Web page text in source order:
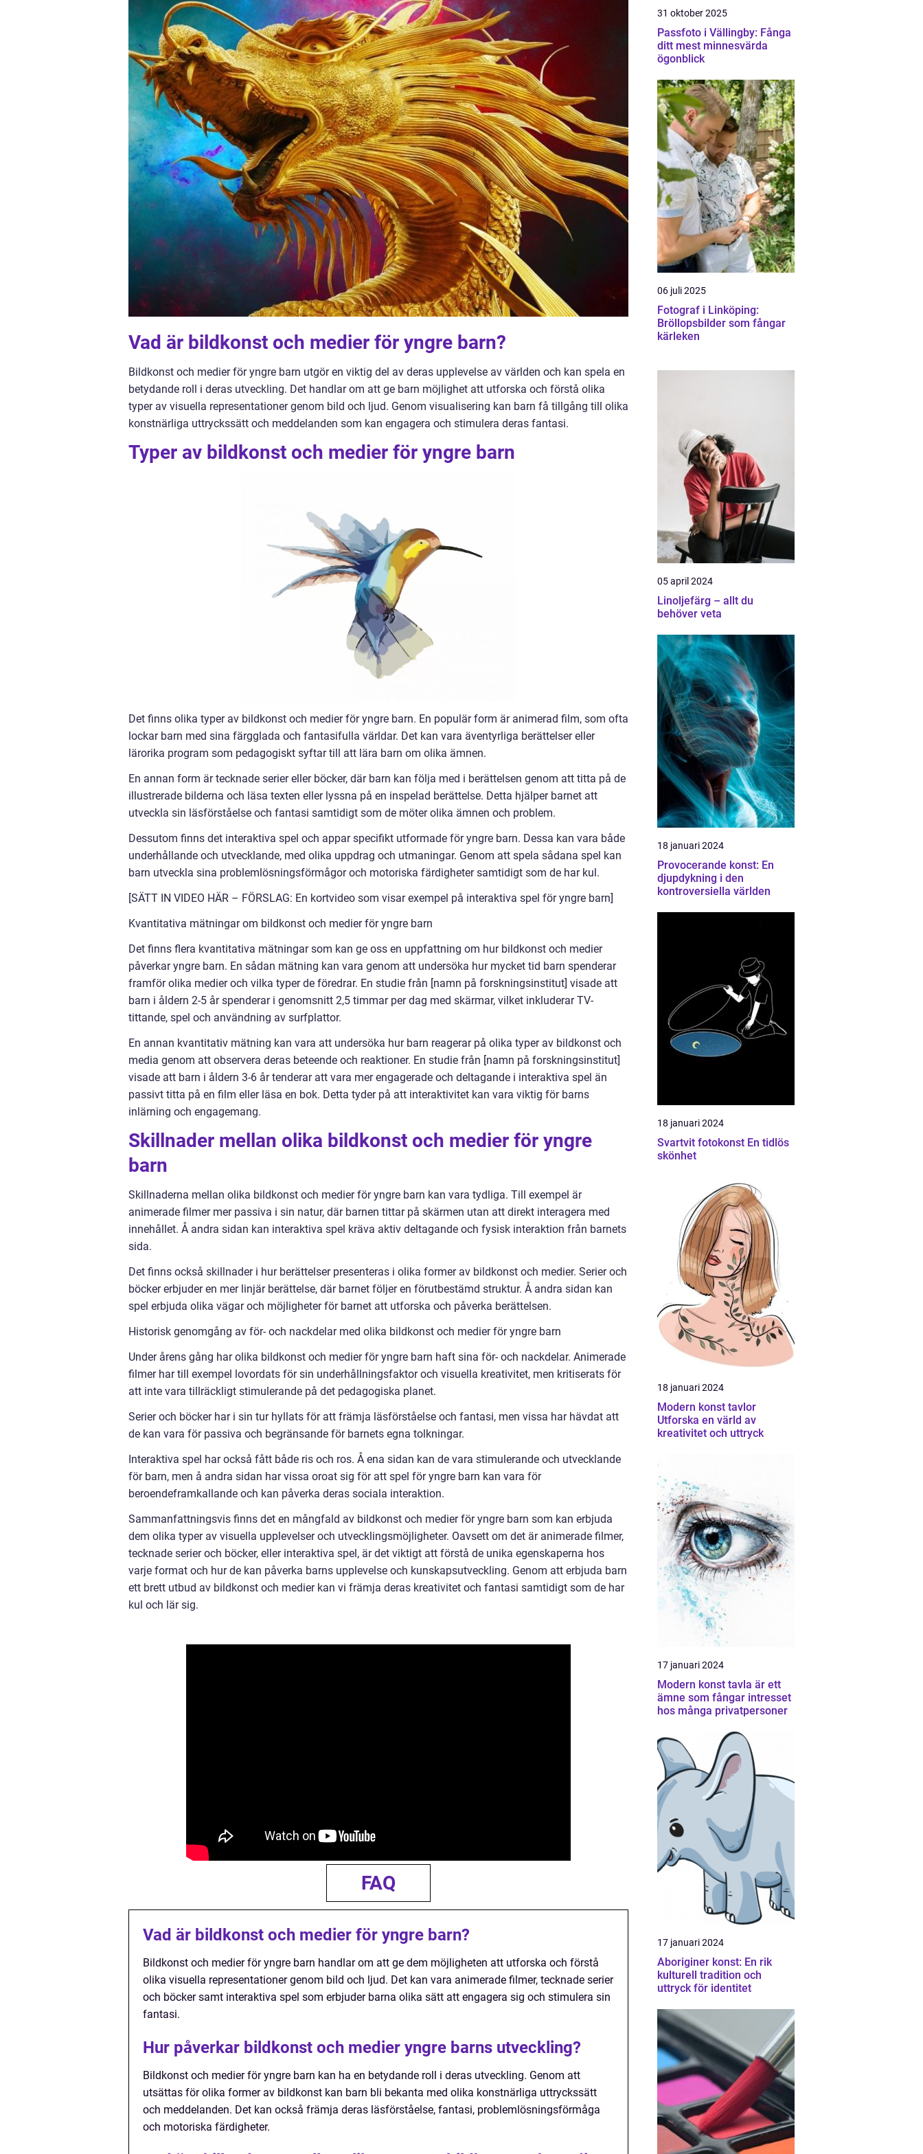
Vad är bildkonst och medier för yngre barn?
Bildkonst och medier för yngre barn utgör en viktig del av deras upplevelse av världen och kan spela en
betydande roll i deras utveckling. Det handlar om att ge barn möjlighet att utforska och förstå olika
typer av visuella representationer genom bild och ljud. Genom visualisering kan barn få tillgång till olika
konstnärliga uttryckssätt och meddelanden som kan engagera och stimulera deras fantasi.
Typer av bildkonst och medier för yngre barn
Det finns olika typer av bildkonst och medier för yngre barn. En populär form är animerad film, som ofta
lockar barn med sina färgglada och fantasifulla världar. Det kan vara äventyrliga berättelser eller
lärorika program som pedagogiskt syftar till att lära barn om olika ämnen.
En annan form är tecknade serier eller böcker, där barn kan följa med i berättelsen genom att titta på de
illustrerade bilderna och läsa texten eller lyssna på en inspelad berättelse. Detta hjälper barnet att
utveckla sin läsförståelse och fantasi samtidigt som de möter olika ämnen och problem.
Dessutom finns det interaktiva spel och appar specifikt utformade för yngre barn. Dessa kan vara både
underhållande och utvecklande, med olika uppdrag och utmaningar. Genom att spela sådana spel kan
barn utveckla sina problemlösningsförmågor och motoriska färdigheter samtidigt som de har kul.
[SÄTT IN VIDEO HÄR – FÖRSLAG: En kortvideo som visar exempel på interaktiva spel för yngre barn]
Kvantitativa mätningar om bildkonst och medier för yngre barn
Det finns flera kvantitativa mätningar som kan ge oss en uppfattning om hur bildkonst och medier
påverkar yngre barn. En sådan mätning kan vara genom att undersöka hur mycket tid barn spenderar
framför olika medier och vilka typer de föredrar. En studie från [namn på forskningsinstitut] visade att
barn i åldern 2-5 år spenderar i genomsnitt 2,5 timmar per dag med skärmar, vilket inkluderar TV-
tittande, spel och användning av surfplattor.
En annan kvantitativ mätning kan vara att undersöka hur barn reagerar på olika typer av bildkonst och
media genom att observera deras beteende och reaktioner. En studie från [namn på forskningsinstitut]
visade att barn i åldern 3-6 år tenderar att vara mer engagerade och deltagande i interaktiva spel än
passivt titta på en film eller läsa en bok. Detta tyder på att interaktivitet kan vara viktig för barns
inlärning och engagemang.
Skillnader mellan olika bildkonst och medier för yngre
barn
Skillnaderna mellan olika bildkonst och medier för yngre barn kan vara tydliga. Till exempel är
animerade filmer mer passiva i sin natur, där barnen tittar på skärmen utan att direkt interagera med
innehållet. Å andra sidan kan interaktiva spel kräva aktiv deltagande och fysisk interaktion från barnets
sida.
Det finns också skillnader i hur berättelser presenteras i olika former av bildkonst och medier. Serier och
böcker erbjuder en mer linjär berättelse, där barnet följer en förutbestämd struktur. Å andra sidan kan
spel erbjuda olika vägar och möjligheter för barnet att utforska och påverka berättelsen.
Historisk genomgång av för- och nackdelar med olika bildkonst och medier för yngre barn
Under årens gång har olika bildkonst och medier för yngre barn haft sina för- och nackdelar. Animerade
filmer har till exempel lovordats för sin underhållningsfaktor och visuella kreativitet, men kritiserats för
att inte vara tillräckligt stimulerande på det pedagogiska planet.
Serier och böcker har i sin tur hyllats för att främja läsförståelse och fantasi, men vissa har hävdat att
de kan vara för passiva och begränsande för barnets egna tolkningar.
Interaktiva spel har också fått både ris och ros. Å ena sidan kan de vara stimulerande och utvecklande
för barn, men å andra sidan har vissa oroat sig för att spel för yngre barn kan vara för
beroendeframkallande och kan påverka deras sociala interaktion.
Sammanfattningsvis finns det en mångfald av bildkonst och medier för yngre barn som kan erbjuda
dem olika typer av visuella upplevelser och utvecklingsmöjligheter. Oavsett om det är animerade filmer,
tecknade serier och böcker, eller interaktiva spel, är det viktigt att förstå de unika egenskaperna hos
varje format och hur de kan påverka barns upplevelse och kunskapsutveckling. Genom att erbjuda barn
ett brett utbud av bildkonst och medier kan vi främja deras kreativitet och fantasi samtidigt som de har
kul och lär sig.
FAQ
Vad är bildkonst och medier för yngre barn?
Bildkonst och medier för yngre barn handlar om att ge dem möjligheten att utforska och förstå
olika visuella representationer genom bild och ljud. Det kan vara animerade filmer, tecknade serier
och böcker samt interaktiva spel som erbjuder barna olika sätt att engagera sig och stimulera sin
fantasi.
Hur påverkar bildkonst och medier yngre barns utveckling?
Bildkonst och medier för yngre barn kan ha en betydande roll i deras utveckling. Genom att
utsättas för olika former av bildkonst kan barn bli bekanta med olika konstnärliga uttryckssätt
och meddelanden. Det kan också främja deras läsförståelse, fantasi, problemlösningsförmåga
och motoriska färdigheter.
31 oktober 2025
Passfoto i Vällingby: Fånga
ditt mest minnesvärda
ögonblick
06 juli 2025
Fotograf i Linköping:
Bröllopsbilder som fångar
kärleken
05 april 2024
Linoljefärg – allt du
behöver veta
18 januari 2024
Provocerande konst: En
djupdykning i den
kontroversiella världen
18 januari 2024
Svartvit fotokonst En tidlös
skönhet
18 januari 2024
Modern konst tavlor
Utforska en värld av
kreativitet och uttryck
17 januari 2024
Modern konst tavla är ett
ämne som fångar intresset
hos många privatpersoner
17 januari 2024
Aboriginer konst: En rik
kulturell tradition och
uttryck för identitet